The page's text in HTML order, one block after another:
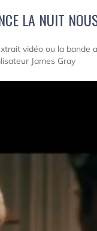
LA NUIT
vidéo ou la bande
James Gray